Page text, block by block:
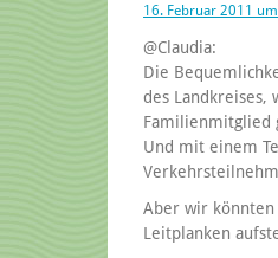
16. Februar 2011
@Claudia:
Die
des Landkreises,
Familienmitglied
Und mit einem
Aber wir könnten
Leitplanken